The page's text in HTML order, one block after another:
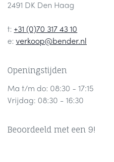
2491 DK Den Haag
t: +31 (0)70 317 43 10
e: verkoop@bender.nl
Openingstijden
Ma t/m do: 08:30 - 17:15
Vrijdag: 08:30 - 16:30
Beoordeeld met een 9!